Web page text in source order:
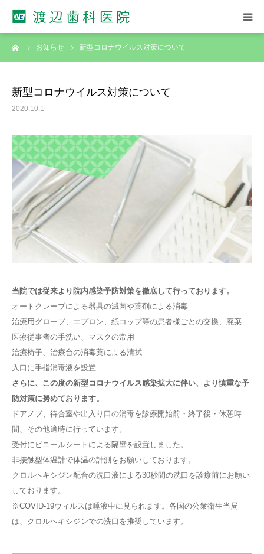
お知らせ 新型コロナウイルス対策について
新型コロナウイルス対策について
2020.10.1
当院では従来より院内感染予防対策を徹底して行っております。
オートクレーブによる器具の滅菌や薬剤による消毒
治療用グローブ、エプロン、紙コップ等の患者様ごとの交換、廃棄
医療従事者の手洗い、マスクの常用
治療椅子、治療台の消毒薬による清拭
入口に手指消毒液を設置
さらに、この度の新型コロナウイルス感染拡大に伴い、より慎重な予
防対策に努めております。
ドアノブ、待合室や出入り口の消毒を診療開始前・終了後・休憩時
間、その他適時に行っています。
受付にビニールシートによる隔壁を設置しました。
非接触型体温計で体温の計測をお願いしております。
クロルヘキシジン配合の洗口液による30秒間の洗口を診療前にお願い
しております。
※COVID-19ウィルスは唾液中に見られます。各国の公衆衛生当局
は、クロルヘキシジンでの洗口を推奨しています。
ホーム
診療スケジュール
アクセス